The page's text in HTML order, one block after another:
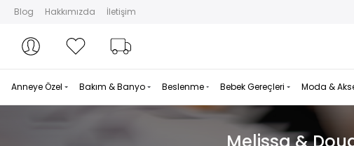
Blog Hakkımızda İletişim
Hesabım
Hesabım Favorilerim
Anneye Özel Bakım & Banyo Beslenme Bebek Gereçleri Moda &